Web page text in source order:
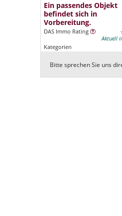
Ein passendes Objekt
befindet sich in
Vorbereitung.
DAS Immo Rating
Aktuell
Kategorien
Bitte sprechen Sie uns